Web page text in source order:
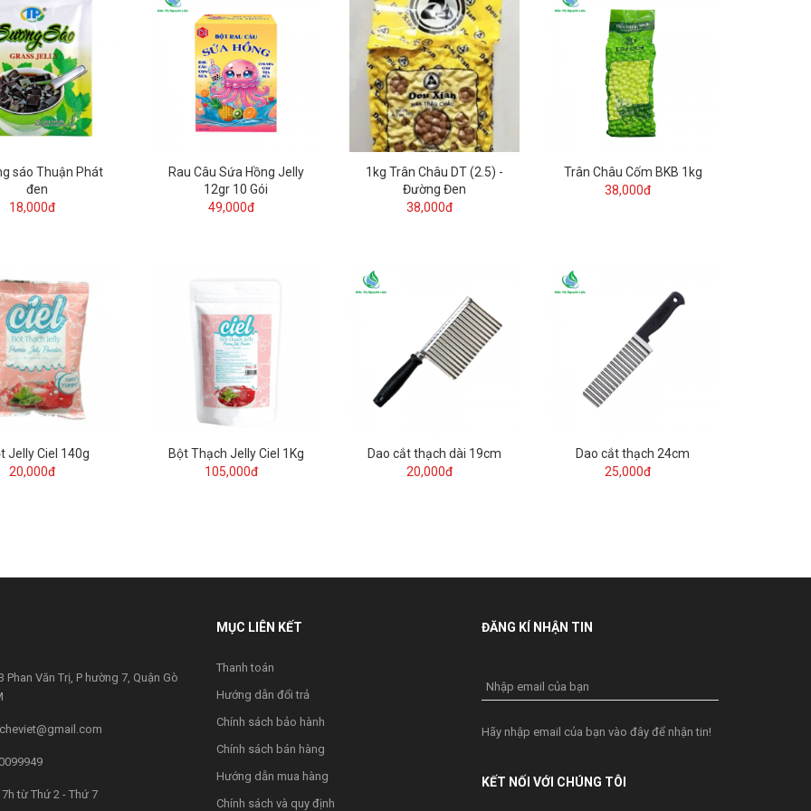
sáo Thuận Phát
đen
18,000đ
Rau Câu Sứa Hồng Jelly
12gr 10 Gói
49,000đ
1kg Trân Châu DT (2.5) -
Đường Đen
38,000đ
Trân Châu Cốm BKB 1kg
38,000đ
Jelly Ciel 140g
20,000đ
Bột Thạch Jelly Ciel 1Kg
105,000đ
Dao cắt thạch dài 19cm
20,000đ
Dao cắt thạch 24cm
25,000đ
Phan Văn Trị, P hường 7, Quận Gò
từ Thứ 2 - Thứ 7
MỤC LIÊN KẾT
Thanh toán
Hướng dẫn đổi trả
Chính sách bảo hành
Chính sách bán hàng
Hướng dẫn mua hàng
Chính sách và quy định
ĐĂNG KÍ NHẬN TIN
Nhập email của bạn
Hãy nhập email của bạn vào đây để nhận tin!
KẾT NỐI VỚI CHÚNG TÔI